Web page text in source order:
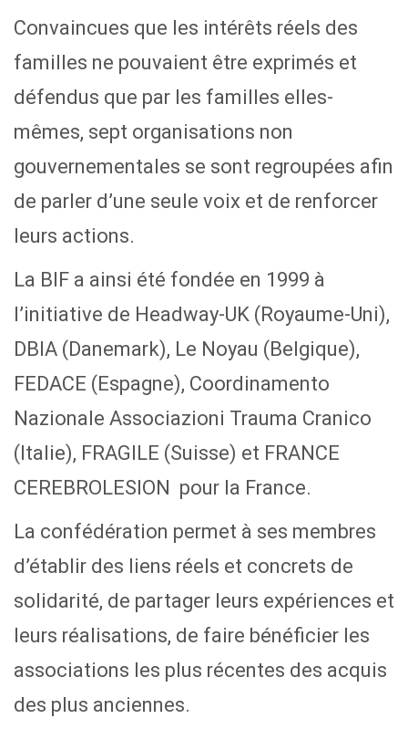
Convaincues que les intérêts réels des
familles ne pouvaient être exprimés et
défendus que par les familles elles-
mêmes, sept organisations non
gouvernementales se sont regroupées afin
de parler d’une seule voix et de renforcer
leurs actions.
La BIF a ainsi été fondée en 1999 à
l’initiative de Headway-UK (Royaume-Uni),
DBIA (Danemark), Le Noyau (Belgique),
FEDACE (Espagne), Coordinamento
Nazionale Associazioni Trauma Cranico
(Italie), FRAGILE (Suisse) et FRANCE
CEREBROLESION pour la France.
La confédération permet à ses membres
d’établir des liens réels et concrets de
solidarité, de partager leurs expériences et
leurs réalisations, de faire bénéficier les
associations les plus récentes des acquis
des plus anciennes.